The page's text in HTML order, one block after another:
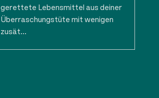
gerettete Lebensmittel aus deiner
Überraschungstüte mit wenigen
zusät...